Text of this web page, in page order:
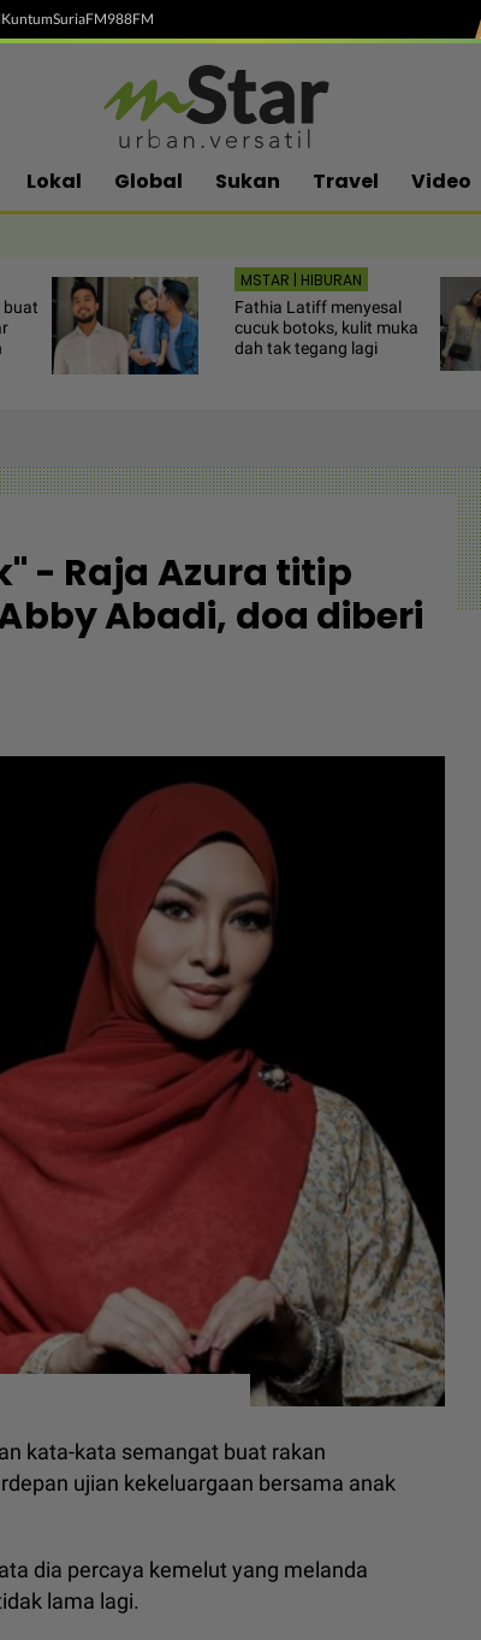
KuntumSuriaFM988FM
Lokal Global Sukan Travel Video
buat
MSTAR | HIBURAN
Fathia Latiff menyesal
cucuk botoks, kulit muka
dah tak tegang lagi
- Raja Azura titip
Abadi, doa diberi
kata-kata semangat buat rakan
ujian kekeluargaan bersama anak
dia percaya kemelut yang melanda
lama lagi.